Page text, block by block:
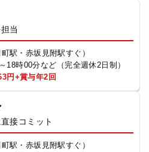
当
駅・赤坂見附駅すぐ）
18時00分など（完全週休2日制）
円+賞与年2回
接コミット
駅・赤坂見附駅すぐ）